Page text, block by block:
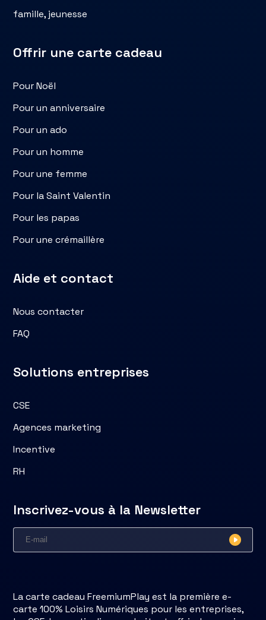
famille, jeunesse
Offrir une carte cadeau
Pour Noël
Pour un anniversaire
Pour un ado
Pour un homme
Pour une femme
Pour la Saint Valentin
Pour les papas
Pour une crémaillère
Aide et contact
Nous contacter
FAQ
Solutions entreprises
CSE
Agences marketing
Incentive
RH
Inscrivez-vous à la Newsletter
La carte cadeau FreemiumPlay est la première e-
carte 100% Loisirs Numériques pour les entreprises,